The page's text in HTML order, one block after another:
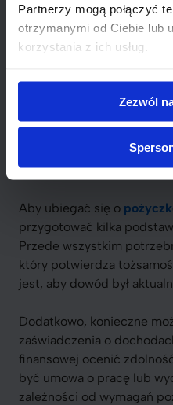
Partnerzy mogą połączyć
otrzymanymi od Ciebie lub
korzystania z ich usług.
Zezwól
6% rocznie
Pamiętaj, że
dobrze przemyśleć różne
zł, zanim podejmiesz
Jakie
Aby ubiegać się o
przygotować kilka
Przede wszystkim
który potwierdza
jest, aby dowód był
Dodatkowo, konieczne
zaświadczenia o
finansowej ocenić
być umowa o pracę lub
zależności od wymagań